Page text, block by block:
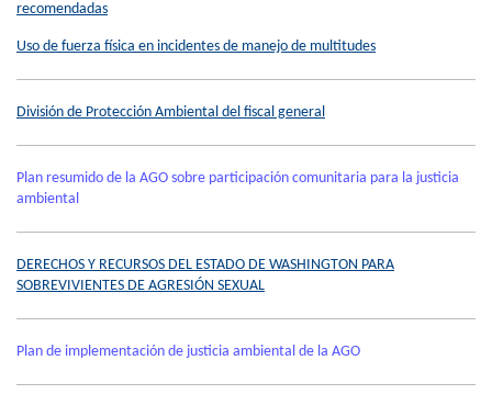
recomendadas
Uso de fuerza física en incidentes de manejo de multitudes
División de Protección Ambiental del fiscal general
Plan resumido de la AGO sobre participación comunitaria para la justicia
ambiental
DERECHOS Y RECURSOS DEL ESTADO DE WASHINGTON PARA
SOBREVIVIENTES DE AGRESIÓN SEXUAL
Plan de implementación de justicia ambiental de la AGO